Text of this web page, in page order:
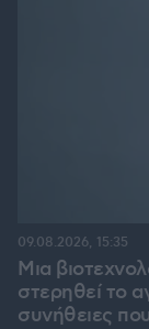
Μια
στερηθεί το
συνήθειες
09.08.2026, 15:35